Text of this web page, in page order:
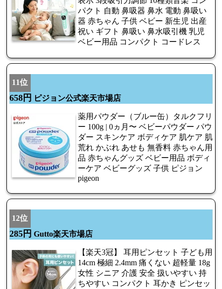
パクト 自動 鼻吸器 鼻水 電動 鼻吸い
器 赤ちゃん 子供 ベビー 新生児 出産
祝い ギフト 鼻吸い 鼻水吸引機 乳児
ベビー用品 コンパクト コードレス
11位
658円 ピジョン公式楽天市場店
薬用パウダー（ブルー缶）タルクフリ
ー 100g | 0ヵ月〜 ベビーパウダー パウ
ダー スキンケア ボディケア 肌ケア 肌
荒れ かぶれ あせも 無香料 赤ちゃん用
品 赤ちゃんグッズ ベビー用品 ボディ
ーケア ベビーグッズ 子供 ピジョン
pigeon
12位
285円 Gutto楽天市場店
【楽天3冠】 耳用ピンセット 子ども用
14cm 極細 2.4mm 痛くない 超軽量 18g
女性 シニア 介護 安全 扱いやすい 持
ちやすい コンパクト 耳かき ピンセッ